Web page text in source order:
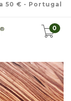
50 € - Portugal
0